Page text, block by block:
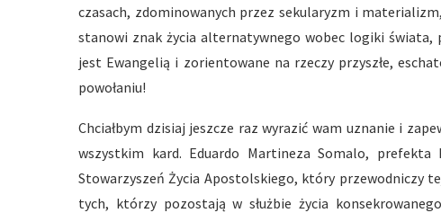
czasach, zdominowanych przez sekularyzm i
stanowi znak życia alternatywnego wobec logiki świata,
jest Ewangelią i zorientowane na rzeczy przyszłe,
powołaniu!
Chciałbym dzisiaj jeszcze raz wyrazić wam uznanie i
wszystkim kard. Eduardo Martineza Somalo,
Stowarzyszeń Życia Apostolskiego, który przewodniczy
tych, którzy pozostają w służbie życia